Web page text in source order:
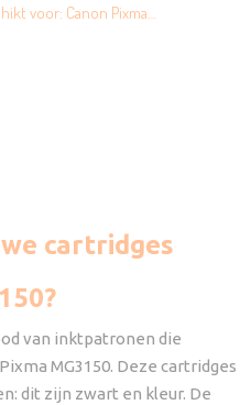
voor: Canon Pixma…
cartridges
van inktpatronen die
MG3150. Deze cartridges
dit zijn zwart en kleur. De